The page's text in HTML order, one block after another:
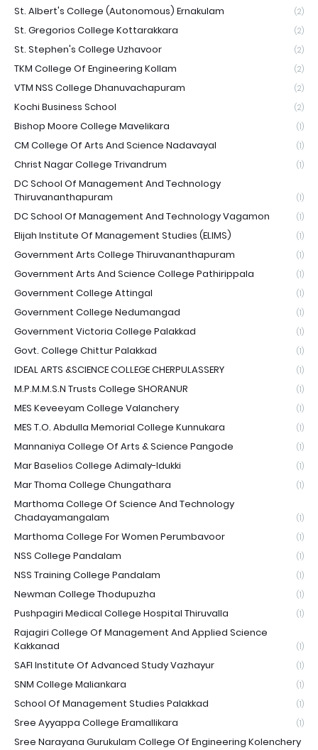
St. Albert's College (Autonomous) Ernakulam (2)
St. Gregorios College Kottarakkara (2)
St. Stephen's College Uzhavoor (2)
TKM College Of Engineering Kollam (2)
VTM NSS College Dhanuvachapuram (2)
Kochi Business School (2)
Bishop Moore College Mavelikara (1)
CM College Of Arts And Science Nadavayal (1)
Christ Nagar College Trivandrum (1)
DC School Of Management And Technology
Thiruvananthapuram
(1)
DC School Of Management And Technology Vagamon (1)
Elijah Institute Of Management Studies (ELIMS) (1)
Government Arts College Thiruvananthapuram (1)
Government Arts And Science College Pathirippala (1)
Government College Attingal (1)
Government College Nedumangad (1)
Government Victoria College Palakkad (1)
Govt. College Chittur Palakkad (1)
IDEAL ARTS &SCIENCE COLLEGE CHERPULASSERY (1)
M.P.M.M.S.N Trusts College SHORANUR (1)
MES Keveeyam College Valanchery (1)
MES T.O. Abdulla Memorial College Kunnukara (1)
Mannaniya College Of Arts & Science Pangode (1)
Mar Baselios College Adimaly-Idukki (1)
Mar Thoma College Chungathara (1)
Marthoma College Of Science And Technology
Chadayamangalam
(1)
Marthoma College For Women Perumbavoor (1)
NSS College Pandalam (1)
NSS Training College Pandalam (1)
Newman College Thodupuzha (1)
Pushpagiri Medical College Hospital Thiruvalla (1)
Rajagiri College Of Management And Applied Science
Kakkanad
(1)
SAFI Institute Of Advanced Study Vazhayur (1)
SNM College Maliankara (1)
School Of Management Studies Palakkad (1)
Sree Ayyappa College Eramallikara (1)
Sree Narayana Gurukulam College Of Engineering Kolenchery